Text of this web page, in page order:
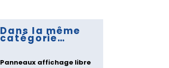
Dans la même
catégorie…
Panneaux affichage libre